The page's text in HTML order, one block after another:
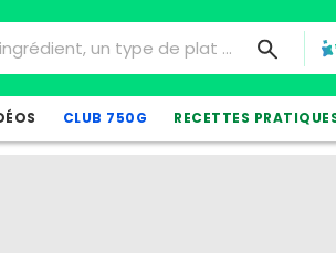
CLUB 750G RECETTES